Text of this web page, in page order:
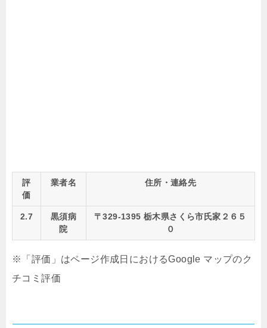
評
価
業者名 住所・連絡先
2.7
黒須病
院
〒329-1395 栃木県さくら市氏家２６５
０
※「評価」はページ作成日におけるGoogle マップのク
チコミ評価